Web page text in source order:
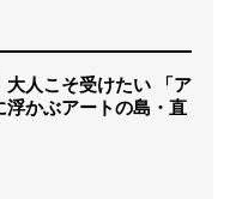
大人こそ受けたい 「ア
かぶアートの島・直